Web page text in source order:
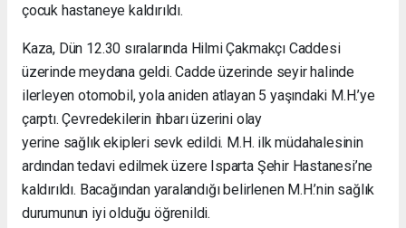
çocuk hastaneye kaldırıldı.
Kaza, Dün 12.30 sıralarında Hilmi Çakmakçı Caddesi
üzerinde meydana geldi. Cadde üzerinde seyir halinde
ilerleyen otomobil, yola aniden atlayan 5 yaşındaki M.H.’ye
çarptı. Çevredekilerin ihbarı üzerini olay
yerine sağlık ekipleri sevk edildi. M.H. ilk müdahalesinin
ardından tedavi edilmek üzere Isparta Şehir Hastanesi’ne
kaldırıldı. Bacağından yaralandığı belirlenen M.H.’nin sağlık
durumunun iyi olduğu öğrenildi.